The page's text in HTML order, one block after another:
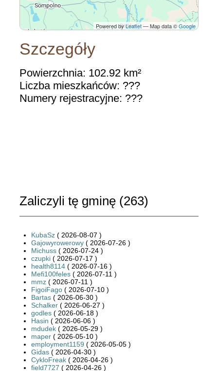
Powered byLeaflet— Map data ©Google
Szczegóły
Powierzchnia: 102.92 km²
Liczba mieszkańców: ???
Numery rejestracyjne: ???
Zaliczyli tę gminę (263)
KubaSz ( 2026-08-07 )
Gajowyrowerowy ( 2026-07-26 )
Michuss ( 2026-07-24 )
czupki ( 2026-07-17 )
health8114 ( 2026-07-16 )
Mefi100feles ( 2026-07-11 )
mmz ( 2026-07-11 )
FigoiFago ( 2026-07-10 )
Bartas ( 2026-06-30 )
Schalker ( 2026-06-27 )
godles ( 2026-06-18 )
Hasin ( 2026-06-06 )
mdudek ( 2026-05-29 )
maper ( 2026-05-10 )
employment1159 ( 2026-05-05 )
Gidas ( 2026-04-30 )
CykloFreak ( 2026-04-26 )
field7727 ( 2026-04-26 )